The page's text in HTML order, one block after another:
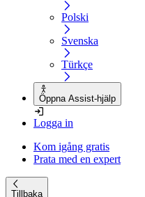
Polski
Svenska
Türkçe
Öppna Assist-hjälp
Logga in
Kom igång gratis
Prata med en expert
Tillbaka